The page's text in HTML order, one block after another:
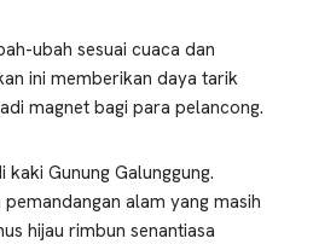
ubah sesuai cuaca dan
ini memberikan daya tarik
magnet bagi para pelancong.
Gunung Galunggung.
alam yang masih
hijau rimbun senantiasa